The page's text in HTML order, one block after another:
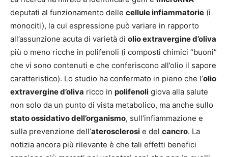
deputati al funzionamento delle cellule infiammatorie (i
monociti), la cui espressione può variare in rapporto
all’assunzione acuta di varietà di olio extravergine d’oliva
più o meno ricche in polifenoli (i composti chimici “buoni”
che vi sono contenuti e che conferiscono all’olio il sapore
caratteristico). Lo studio ha confermato in pieno che l’olio
extravergine d’oliva ricco in polifenoli giova alla salute
non solo da un punto di vista metabolico, ma anche sullo
stato ossidativo dell’organismo, sull’infiammazione e
sulla prevenzione dell’aterosclerosi e del cancro. La
notizia ancora più rilevante è che tali effetti benefici